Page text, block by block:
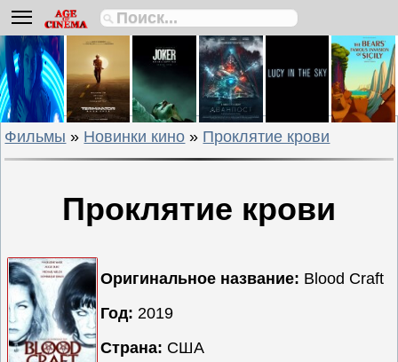
Биографии
Боевики
Вестерны
Военные
Детективы
Драмы
Комедии
Мелодрамы
Мультфильмы
Мюзиклы
Приключения
Фильмы » Новинки кино » Проклятие крови
Проклятие крови
Оригинальное название: Blood Craft
Год: 2019
Страна: США